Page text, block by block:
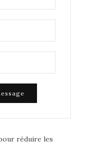
réduire les